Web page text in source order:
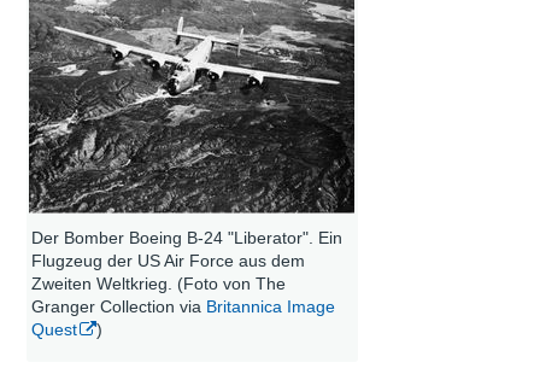
Der Bomber Boeing B-24 "Liberator". Ein
Flugzeug der US Air Force aus dem
Zweiten Weltkrieg. (Foto von The
Granger Collection via Britannica Image
Quest
)